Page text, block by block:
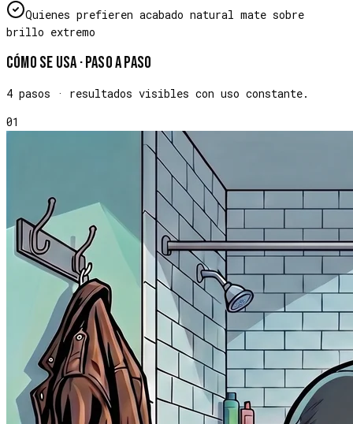
Quienes prefieren acabado natural mate sobre
brillo extremo
Cómo se usa · paso a paso
4 pasos · resultados visibles con uso constante.
01